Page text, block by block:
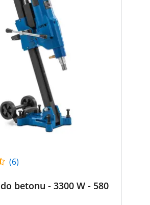
(6)
betonu - 3300 W - 580